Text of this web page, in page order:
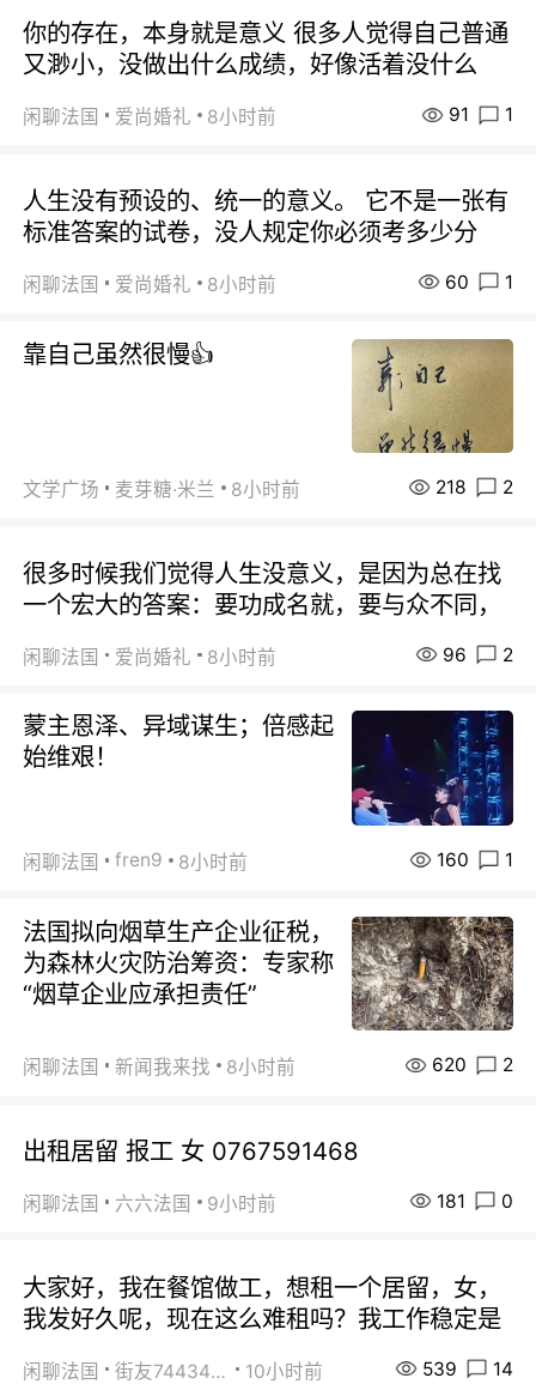
你的存在，本身就是意义 很多人觉得自己普通
又渺小，没做出什么成绩，好像活着没什么
闲聊法国 爱尚婚礼 8小时前 91 1
人生没有预设的、统一的意义。 它不是一张有
标准答案的试卷，没人规定你必须考多少分
闲聊法国 爱尚婚礼 8小时前 60 1
靠自己虽然很慢👍
文学广场 麦芽糖·米兰 8小时前 218 2
很多时候我们觉得人生没意义，是因为总在找
一个宏大的答案：要功成名就，要与众不同，
闲聊法国 爱尚婚礼 8小时前 96 2
蒙主恩泽、异域谋生；倍感起
始维艰！
闲聊法国 fren9 8小时前 160 1
法国拟向烟草生产企业征税，
为森林火灾防治筹资：专家称
“烟草企业应承担责任”
闲聊法国 新闻我来找 8小时前 620 2
出租居留 报工 女 0767591468
闲聊法国 六六法国 9小时前 181 0
大家好，我在餐馆做工，想租一个居留，女，
我发好久呢，现在这么难租吗？我工作稳定是
闲聊法国 街友74434350 10小时前 539 14